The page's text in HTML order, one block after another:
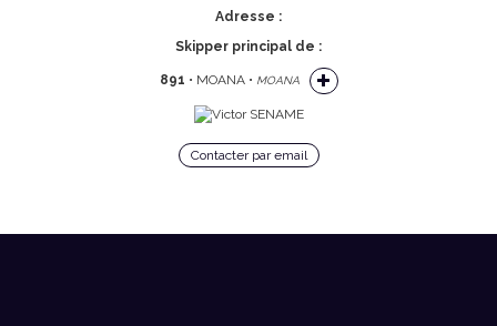
Adresse :
Skipper principal de :
891 • MOANA • MOANA
Contacter par email